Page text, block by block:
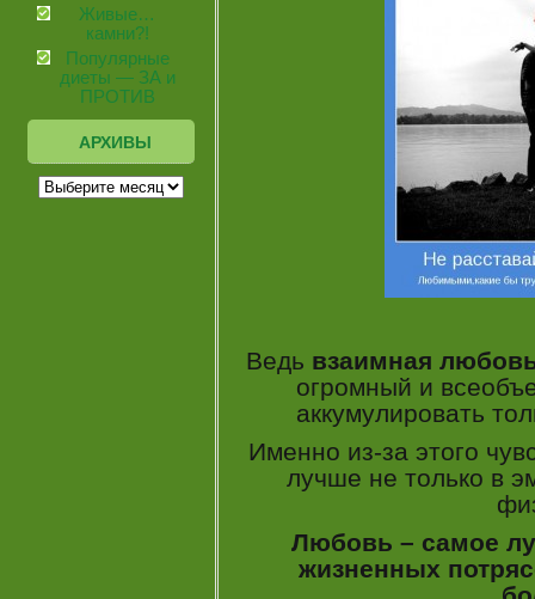
Живые…
камни?!
Популярные
диеты — ЗА и
ПРОТИВ
АРХИВЫ
Ведь взаимная
огромный и
аккумулировать
Именно из-за этого
лучше не только в
Любовь – самое
жизненных